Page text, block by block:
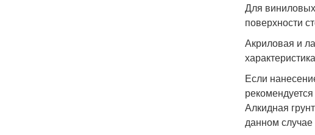
Для виниловых
поверхности
Акриловая и
Если
Алкидная
данном случае